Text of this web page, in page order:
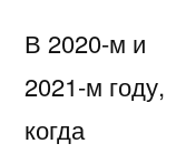
В 2020-м и
2021-м году,
когда